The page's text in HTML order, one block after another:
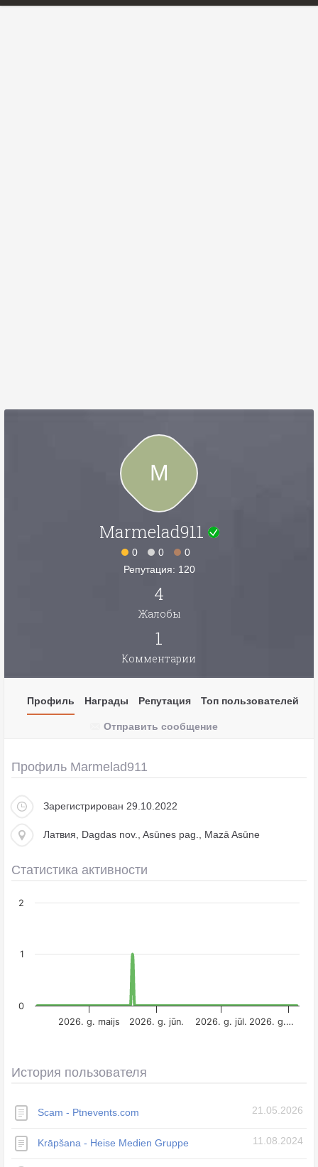
M
Marmelad911
0 0
0
Репутация: 120
4
Жалобы
1
Комментарии
Профиль Награды Репутация Топ пользователей
Отправить сообщение
Профиль Marmelad911
Зарегистрирован 29.10.2022
Латвия, Dagdas nov., Asūnes pag., Mazā Asūne
Статистика активности
2026. g. maijs 2026. g. jūn. 2026. g. jūl. 2026. g.…
0
1
2
История пользователя
Scam - Ptnevents.com 21.05.2026
Krāpšana - Heise Medien Gruppe 11.08.2024